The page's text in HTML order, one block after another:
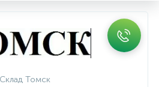
Склад Томск